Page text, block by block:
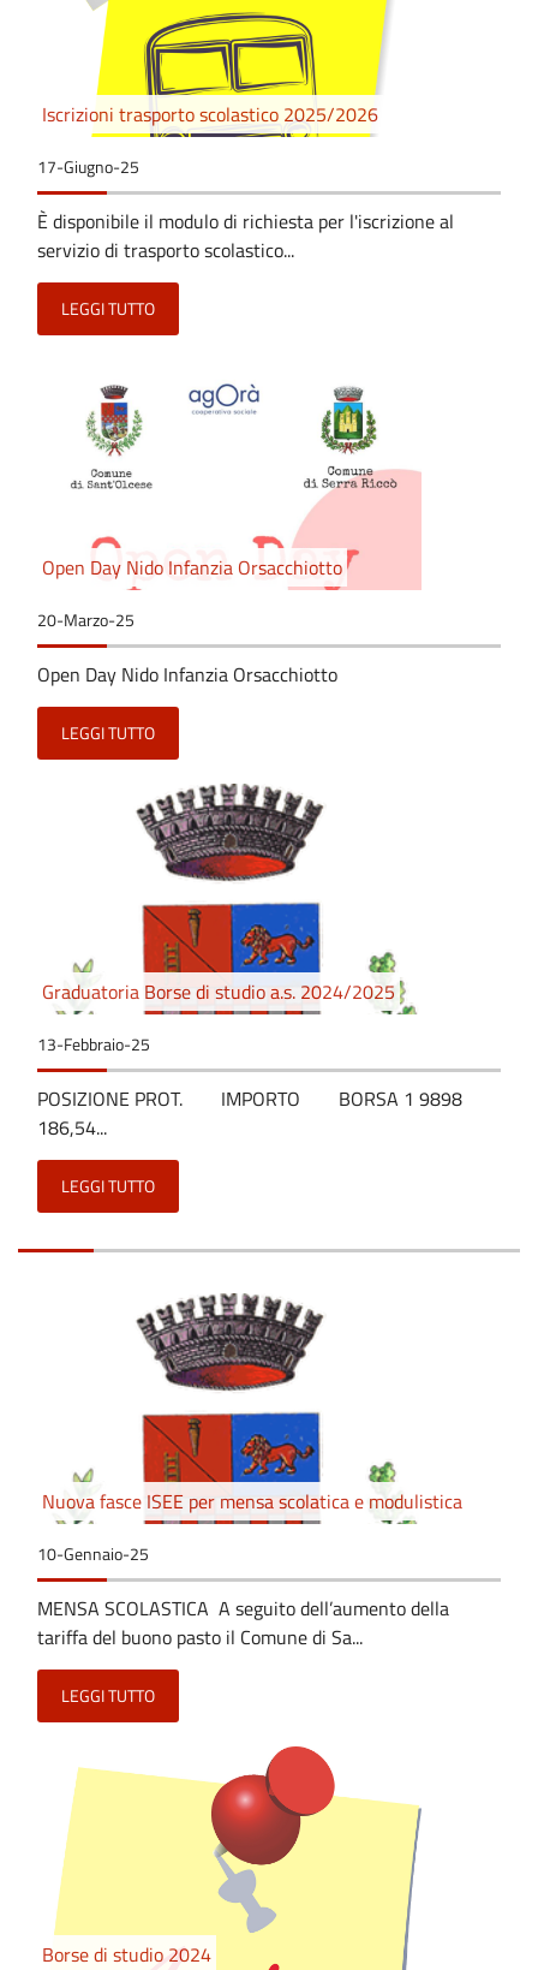
Iscrizioni trasporto scolastico 2025/2026
17-Giugno-25
È disponibile il modulo di richiesta per l'iscrizione al
servizio di trasporto scolastico...
LEGGI TUTTO
Open Day Nido Infanzia Orsacchiotto
20-Marzo-25
Open Day Nido Infanzia Orsacchiotto
LEGGI TUTTO
Graduatoria Borse di studio a.s. 2024/2025
13-Febbraio-25
POSIZIONE PROT. IMPORTO BORSA 1 9898
186,54...
LEGGI TUTTO
Nuova fasce ISEE per mensa scolatica e modulistica
10-Gennaio-25
MENSA SCOLASTICA A seguito dell’aumento della
tariffa del buono pasto il Comune di Sa...
LEGGI TUTTO
Borse di studio 2024